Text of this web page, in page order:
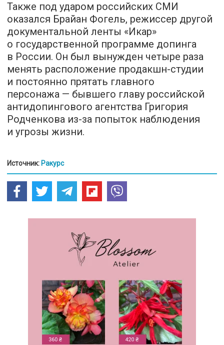
Также под ударом российских СМИ
оказался Брайан Фогель, режиссер другой
документальной ленты «Икар»
о государственной программе допинга
в России. Он был вынужден четыре раза
менять расположение продакшн-студии
и постоянно прятать главного
персонажа — бывшего главу российской
антидопингового агентства Григория
Родченкова из-за попыток наблюдения
и угрозы жизни.
Источник: Ракурс